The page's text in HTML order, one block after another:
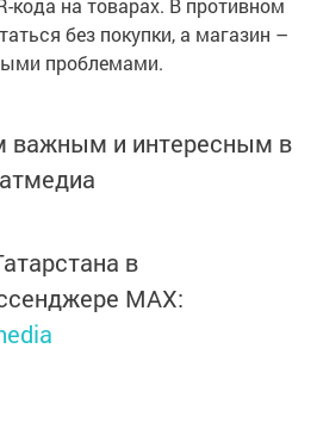
кода на товарах. В противном
без покупки, а магазин –
проблемами.
важным и интересным в
в
MАХ: